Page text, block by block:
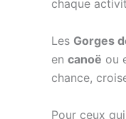
chaque
Les Gorges
en canoë ou
chance,
Pour ceux